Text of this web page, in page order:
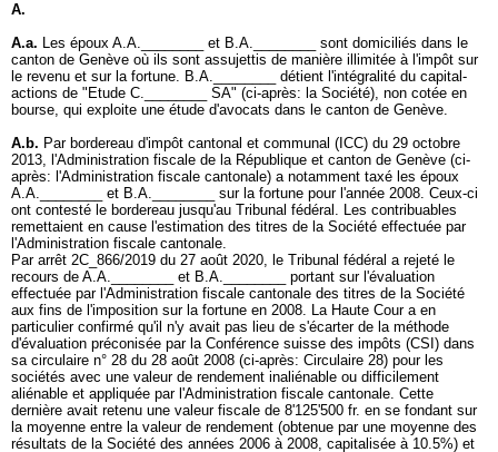
A.
A.a. Les époux A.A.________ et B.A.________ sont domiciliés dans le
canton de Genève où ils sont assujettis de manière illimitée à l'impôt sur
le revenu et sur la fortune. B.A.________ détient l'intégralité du capital-
actions de "Etude C.________ SA" (ci-après: la Société), non cotée en
bourse, qui exploite une étude d'avocats dans le canton de Genève.
A.b. Par bordereau d'impôt cantonal et communal (ICC) du 29 octobre
2013, l'Administration fiscale de la République et canton de Genève (ci-
après: l'Administration fiscale cantonale) a notamment taxé les époux
A.A.________ et B.A.________ sur la fortune pour l'année 2008. Ceux-ci
ont contesté le bordereau jusqu'au Tribunal fédéral. Les contribuables
remettaient en cause l'estimation des titres de la Société effectuée par
l'Administration fiscale cantonale.
Par arrêt 2C_866/2019 du 27 août 2020, le Tribunal fédéral a rejeté le
recours de A.A.________ et B.A.________ portant sur l'évaluation
effectuée par l'Administration fiscale cantonale des titres de la Société
aux fins de l'imposition sur la fortune en 2008. La Haute Cour a en
particulier confirmé qu'il n'y avait pas lieu de s'écarter de la méthode
d'évaluation préconisée par la Conférence suisse des impôts (CSI) dans
sa circulaire n° 28 du 28 août 2008 (ci-après: Circulaire 28) pour les
sociétés avec une valeur de rendement inaliénable ou difficilement
aliénable et appliquée par l'Administration fiscale cantonale. Cette
dernière avait retenu une valeur fiscale de 8'125'500 fr. en se fondant sur
la moyenne entre la valeur de rendement (obtenue par une moyenne des
résultats de la Société des années 2006 à 2008, capitalisée à 10.5%) et